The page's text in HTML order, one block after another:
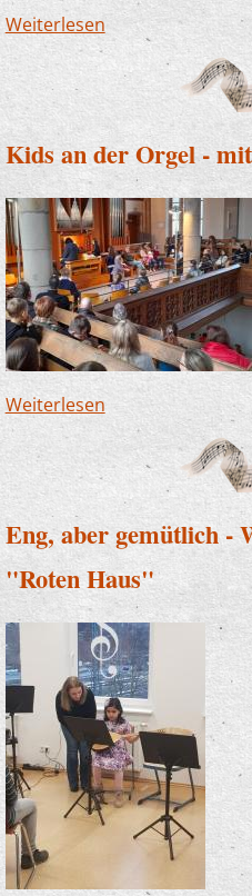
Weiterlesen über Zum
Spielfreudige
Kids an der Orgel -
Weiterlesen über Kids an
Pedal
Eng, aber gemütlich -
"Roten Haus"